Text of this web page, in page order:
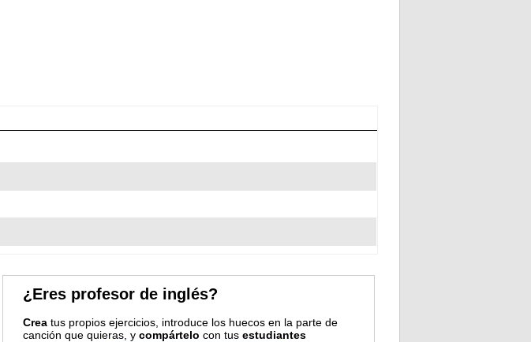
¿Eres profesor de inglés?
Creatus propios ejercicios, introduce los huecos en la parte de
canción que quieras, y compártelo con tus estudiantes